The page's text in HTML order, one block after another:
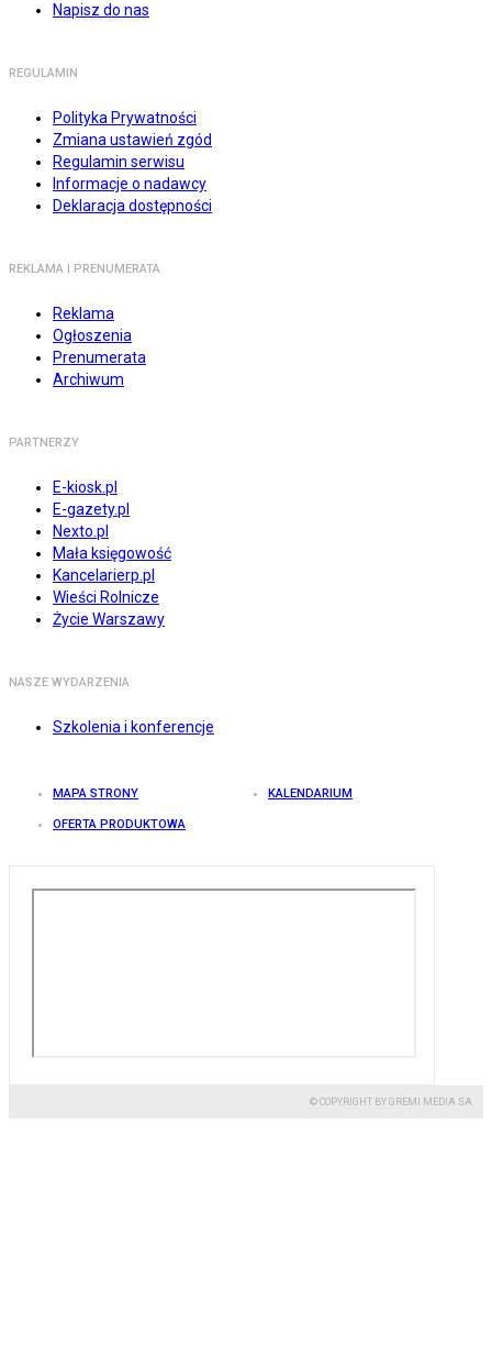
Napisz do nas
REGULAMIN
Polityka Prywatności
Zmiana ustawień zgód
Regulamin serwisu
Informacje o nadawcy
Deklaracja dostępności
REKLAMA I PRENUMERATA
Reklama
Ogłoszenia
Prenumerata
Archiwum
PARTNERZY
E-kiosk.pl
E-gazety.pl
Nexto.pl
Mała księgowość
Kancelarierp.pl
Wieści Rolnicze
Życie Warszawy
NASZE WYDARZENIA
Szkolenia i konferencje
MAPA STRONY KALENDARIUM
OFERTA PRODUKTOWA
© COPYRIGHT BY GREMI MEDIA SA